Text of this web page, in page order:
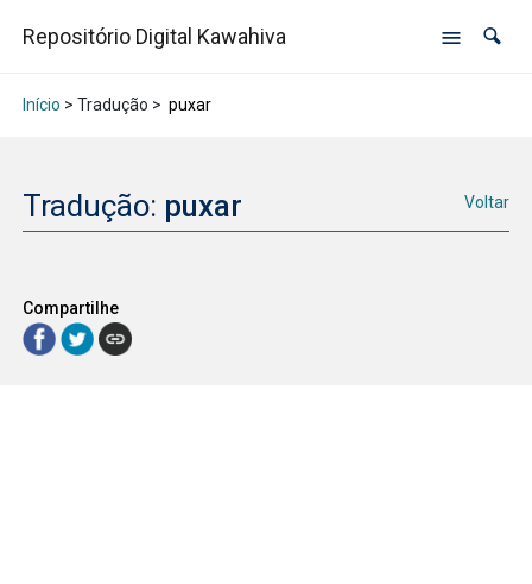
Repositório Digital Kawahiva
Início > Tradução > puxar
Tradução: puxar Voltar
Compartilhe